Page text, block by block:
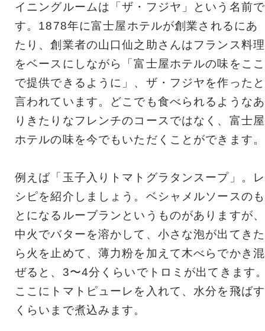
イニングルームは「ザ・フジヤ」という名前で
す。1878年に富士屋ホテルが創業されるにあ
たり、創業者の山口仙之助さんはフランス料理
をベースにしながら「富士屋ホテルの味をここ
で提供できるように」、ザ・フジヤを作ったと
言われています。どこでも食べられるようなあ
りきたりなフレンチのコースではなく、富士屋
ホテルの味を今でもいただくことができます。
例えば「玉子入りトマトグラタンスープ」。レ
シピを紹介しましょう。ベシャメルソースのも
とになるルーブランというものがありますが、
中火でバターを溶かして、小さな泡が出てきた
ら火を止めて、薄力粉を加えて木べらでかき混
ぜると、3〜4分くらいでトロミが出てきます
ここにトマトピューレを入れて、水分を飛ばす
くらいまで煮込みます。